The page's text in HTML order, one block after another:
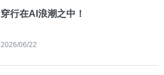
穿行在AI浪潮之中！
2026/06/22